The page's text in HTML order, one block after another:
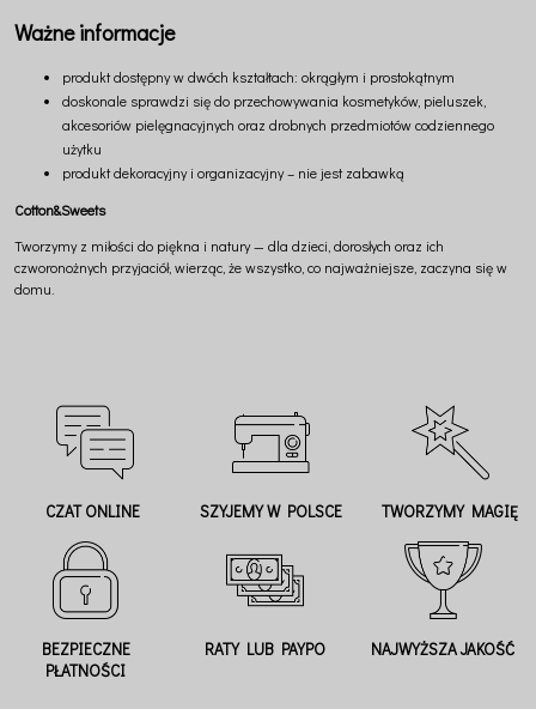
Ważne informacje
produkt dostępny w dwóch kształtach: okrągłym i prostokątnym
doskonale sprawdzi się do przechowywania kosmetyków, pieluszek,
akcesoriów pielęgnacyjnych oraz drobnych przedmiotów codziennego
użytku
produkt dekoracyjny i organizacyjny – nie jest zabawką
Cotton&Sweets
Tworzymy z miłości do piękna i natury — dla dzieci, dorosłych oraz ich
czworonożnych przyjaciół, wierząc, że wszystko, co najważniejsze, zaczyna się w
domu.
CZAT ONLINE SZYJEMY W POLSCE TWORZYMY MAGIĘ
BEZPIECZNE
PŁATNOŚCI
RATY LUB PAYPO NAJWYŻSZA JAKOŚĆ